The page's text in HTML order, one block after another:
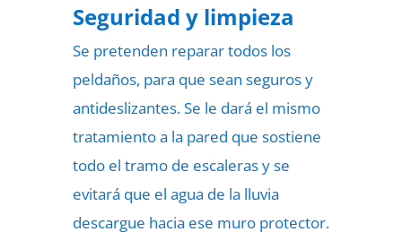
Seguridad y limpieza
Se pretenden reparar todos los
peldaños, para que sean seguros y
antideslizantes. Se le dará el mismo
tratamiento a la pared que sostiene
todo el tramo de escaleras y se
evitará que el agua de la lluvia
descargue hacia ese muro protector.